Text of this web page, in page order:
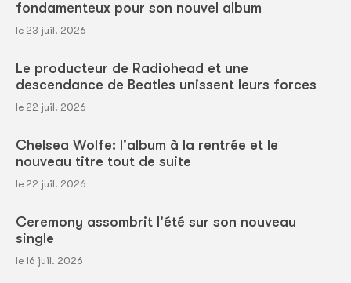
fondamenteux pour son nouvel album
le 23 juil. 2026
Le producteur de Radiohead et une
descendance de Beatles unissent leurs forces
le 22 juil. 2026
Chelsea Wolfe: l'album à la rentrée et le
nouveau titre tout de suite
le 22 juil. 2026
Ceremony assombrit l'été sur son nouveau
single
le 16 juil. 2026